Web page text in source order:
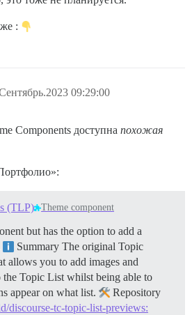
:
09:29:00
Components доступна похожая
(TLP) Theme component
but has the option to add a
Summary The original Topic
allows you to add images and
the Topic List whilst being able to
appear on what list.
Repository
discourse-tc-topic-list-previews: